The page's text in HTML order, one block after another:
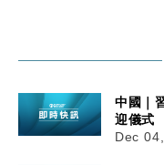
中國｜
迎儀式
Dec